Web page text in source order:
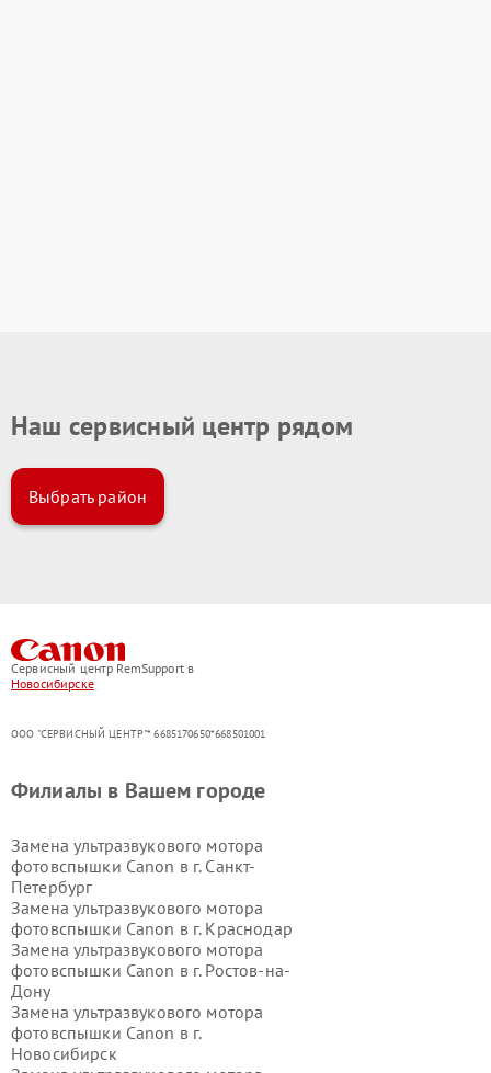
Наш сервисный центр рядом
Выбрать район
Сервисный центр RemSupport в
Новосибирске
ООО "СЕРВИСНЫЙ ЦЕНТР"* 6685170650*668501001
Филиалы в Вашем городе
Замена ультразвукового мотора
фотовспышки Canon в г. Санкт-
Петербург
Замена ультразвукового мотора
фотовспышки Canon в г. Краснодар
Замена ультразвукового мотора
фотовспышки Canon в г. Ростов-на-
Дону
Замена ультразвукового мотора
фотовспышки Canon в г.
Новосибирск